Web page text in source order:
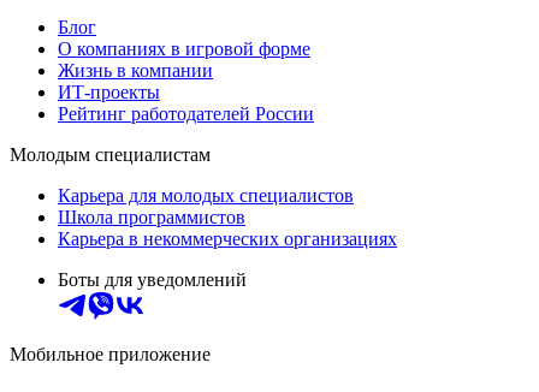
Блог
О компаниях в игровой форме
Жизнь в компании
ИТ-проекты
Рейтинг работодателей России
Молодым специалистам
Карьера для молодых специалистов
Школа программистов
Карьера в некоммерческих организациях
Боты для уведомлений
Мобильное приложение